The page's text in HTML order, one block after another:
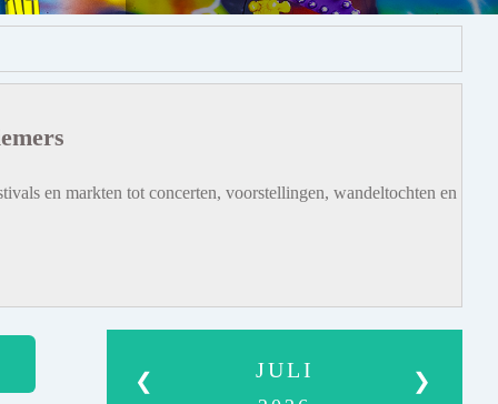
en markten tot concerten, voorstellingen, wandeltochten en
❮ ❯
JULI